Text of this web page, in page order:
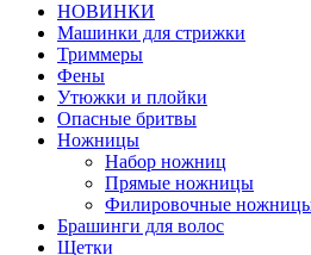
НОВИНКИ
Машинки для стрижки
Триммеры
Фены
Утюжки и плойки
Опасные бритвы
Ножницы
Набор ножниц
Прямые ножницы
Филировочные
Брашинги для волос
Щетки